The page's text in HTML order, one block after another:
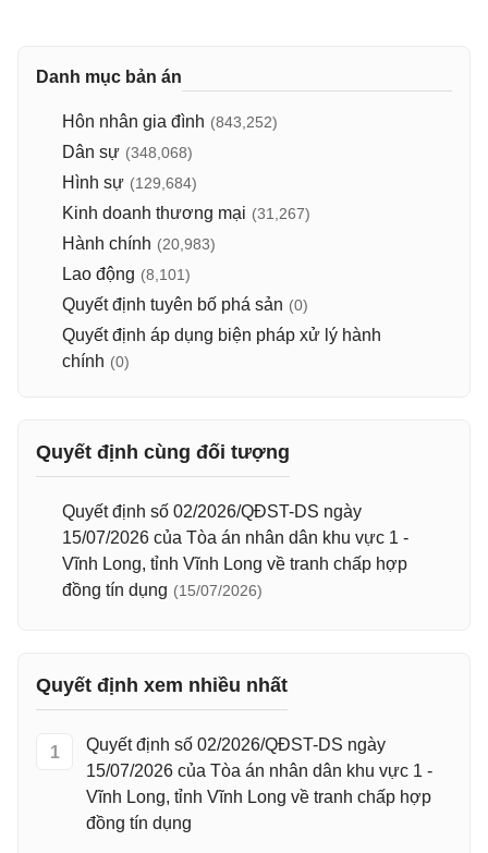
Danh mục bản án
Hôn nhân gia đình (843,252)
Dân sự (348,068)
Hình sự (129,684)
Kinh doanh thương mại (31,267)
Hành chính (20,983)
Lao động (8,101)
Quyết định tuyên bố phá sản (0)
Quyết định áp dụng biện pháp xử lý hành
chính (0)
Quyết định cùng đối tượng
Quyết định số 02/2026/QĐST-DS ngày
15/07/2026 của Tòa án nhân dân khu vực 1 -
Vĩnh Long, tỉnh Vĩnh Long về tranh chấp hợp
đồng tín dụng (15/07/2026)
Quyết định xem nhiều nhất
1
Quyết định số 02/2026/QĐST-DS ngày
15/07/2026 của Tòa án nhân dân khu vực 1 -
Vĩnh Long, tỉnh Vĩnh Long về tranh chấp hợp
đồng tín dụng